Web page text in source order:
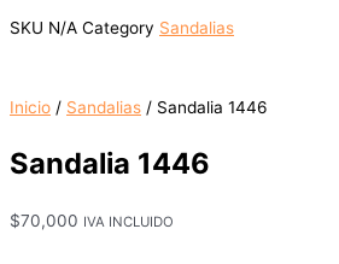
SKU N/A Category Sandalias
Inicio / Sandalias / Sandalia 1446
Sandalia 1446
$70,000 IVA INCLUIDO